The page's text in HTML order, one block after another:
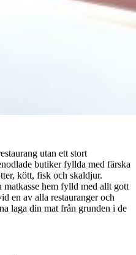
utan ett stort
butiker fyllda med färska
kött, fisk och skaldjur.
hem fylld med allt gott
en av alla restauranger och
laga din mat från grunden i de